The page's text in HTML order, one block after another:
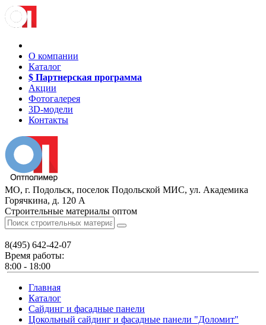
О компании
Каталог
$ Партнерская программа
Акции
Фотогалерея
3D-модели
Контакты
МО, г. Подольск, поселок Подольской МИС, ул. Академика
Горячкина, д. 120 А
Строительные материалы оптом
8(495) 642-42-07
Время работы:
8:00 - 18:00
Главная
Каталог
Сайдинг и фасадные панели
Цокольный сайдинг и фасадные панели "Доломит"